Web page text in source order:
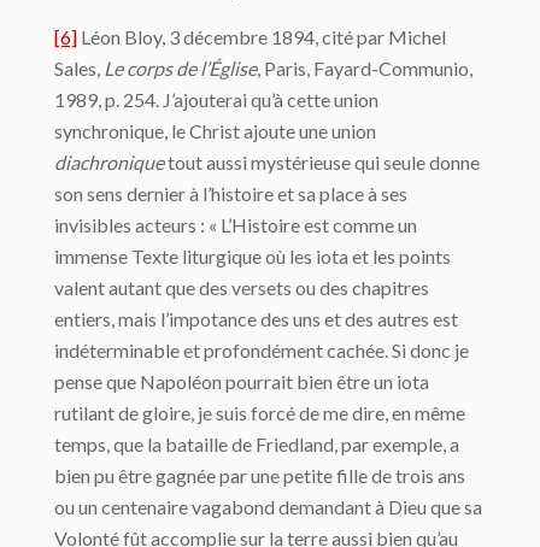
[6] Léon Bloy, 3 décembre 1894, cité par Michel
Sales, Le corps de l’Église, Paris, Fayard-Communio,
1989, p. 254. J’ajouterai qu’à cette union
synchronique, le Christ ajoute une union
diachroniquetout aussi mystérieuse qui seule donne
son sens dernier à l’histoire et sa place à ses
invisibles acteurs : « L’Histoire est comme un
immense Texte liturgique où les iota et les points
valent autant que des versets ou des chapitres
entiers, mais l’impotance des uns et des autres est
indéterminable et profondément cachée. Si donc je
pense que Napoléon pourrait bien être un iota
rutilant de gloire, je suis forcé de me dire, en même
temps, que la bataille de Friedland, par exemple, a
bien pu être gagnée par une petite fille de trois ans
ou un centenaire vagabond demandant à Dieu que sa
Volonté fût accomplie sur la terre aussi bien qu’au